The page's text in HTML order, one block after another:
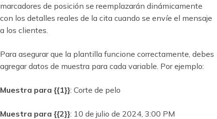
marcadores de posición se reemplazarán dinámicamente
con los detalles reales de la cita cuando se envíe el mensaje
a los clientes.
Para asegurar que la plantilla funcione correctamente, debes
agregar datos de muestra para cada variable. Por ejemplo:
Muestra para {{1}}: Corte de pelo
Muestra para {{2}}: 10 de julio de 2024, 3:00 PM